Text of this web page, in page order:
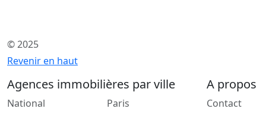
© 2025
Revenir en haut
Agences immobilières par ville
National
Paris
A propos
Contact